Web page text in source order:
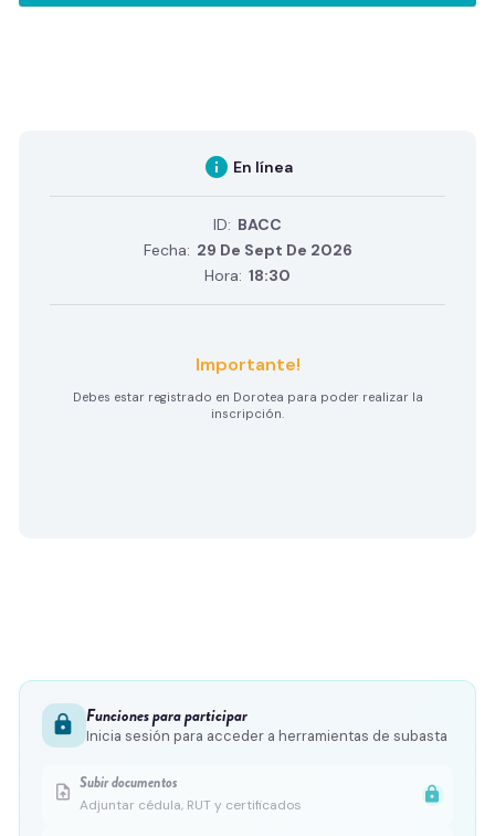
info En línea
ID: BACC
Fecha: 29 De Sept De 2026
Hora: 18:30
Importante!
Debes estar registrado en Dorotea para poder realizar la
inscripción.
lock Funciones para participar
Inicia sesión para acceder a herramientas de subasta
upload_file Subir documentos
Adjuntar cédula, RUT y certificados
lock